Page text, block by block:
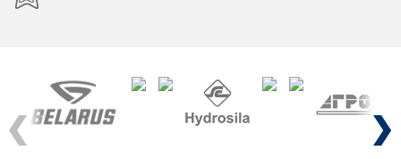
Previous Next